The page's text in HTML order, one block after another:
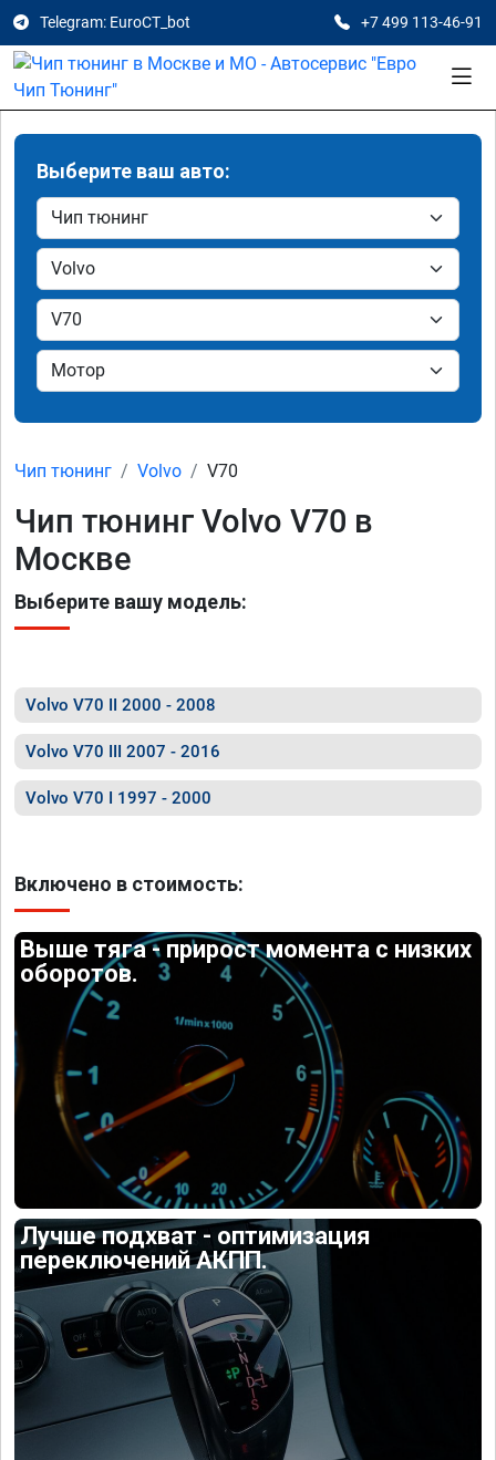
Telegram: EuroCT_bot +7 499 113-46-91
Выберите ваш авто:
Чип тюнинг Volvo V70
Чип тюнинг Volvo V70 в
Москве
Выберите вашу модель:
Volvo V70 II 2000 - 2008
Volvo V70 III 2007 - 2016
Volvo V70 I 1997 - 2000
Включено в стоимость:
Выше тяга - прирост момента с низких
оборотов.
Лучше подхват - оптимизация
переключений АКПП.